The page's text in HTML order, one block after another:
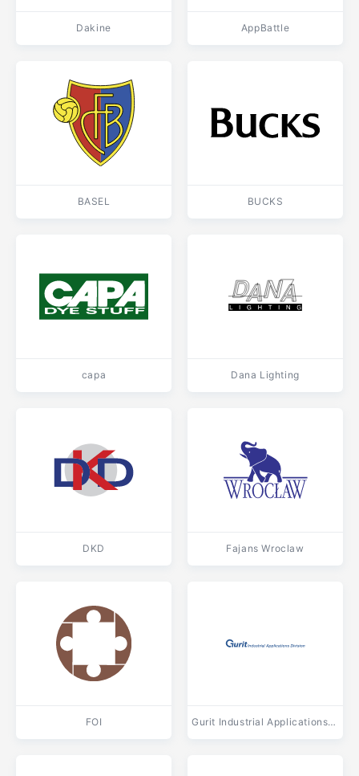
Dakine AppBattle
BASEL BUCKS
capa Dana Lighting
DKD Fajans Wroclaw
FOI Gurit Industrial Applications Division